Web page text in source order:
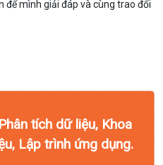
để mình giải đáp và cùng trao đổi
tích dữ liệu, Khoa
Lập trình ứng dụng.